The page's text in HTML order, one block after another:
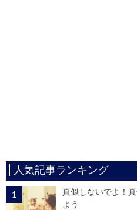
人気記事ランキング
真似しないでよ！
よう